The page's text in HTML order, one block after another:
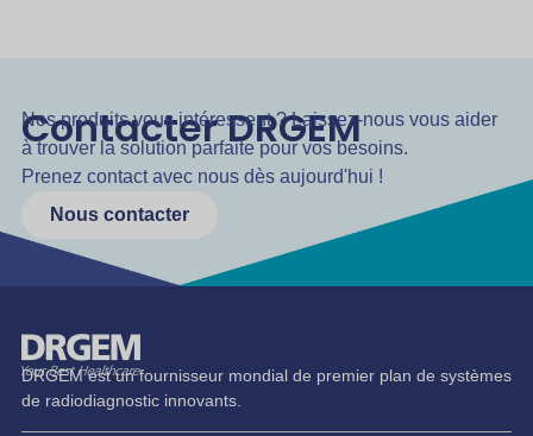
Contacter DRGEM
Nos produits vous intéressent ? Laissez-nous vous aider
à trouver la solution parfaite pour vos besoins.
Prenez contact avec nous dès aujourd'hui !
Nous contacter
DRGEM est un fournisseur mondial de premier plan de systèmes
de radiodiagnostic innovants.